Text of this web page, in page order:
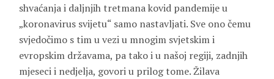
shvaćanja i daljnjih tretmana kovid pandemije u
„koronavirus svijetu“ samo nastavljati. Sve ono čemu
svjedočimo s tim u vezi u mnogim svjetskim i
evropskim državama, pa tako i u našoj regiji, zadnjih
mjeseci i nedjelja, govori u prilog tome. Žilava